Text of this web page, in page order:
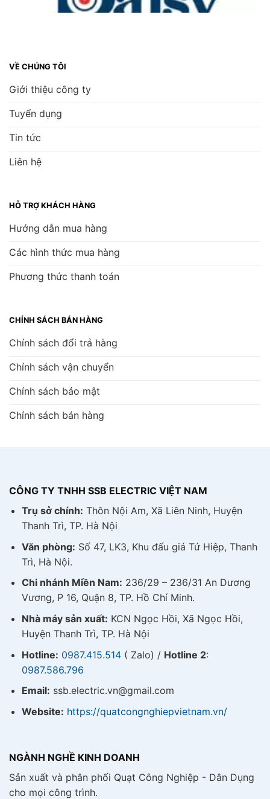
VỀ CHÚNG TÔI
Giới thiệu công ty
Tuyển dụng
Tin tức
Liên hệ
HỖ TRỢ KHÁCH HÀNG
Hướng dẫn mua hàng
Các hình thức mua hàng
Phương thức thanh toán
CHÍNH SÁCH BÁN HÀNG
Chính sách đổi trả hàng
Chính sách vận chuyển
Chính sách bảo mật
Chính sách bán hàng
CÔNG TY TNHH SSB ELECTRIC VIỆT NAM
Trụ sở chính: Thôn Nội Am, Xã Liên Ninh, Huyện
Thanh Trì, TP. Hà Nội
Văn phòng: Số 47, LK3, Khu đấu giá Tứ Hiệp, Thanh
Trì, Hà Nội.
Chi nhánh Miền Nam: 236/29 – 236/31 An Dương
Vương, P 16, Quận 8, TP. Hồ Chí Minh.
Nhà máy sản xuất: KCN Ngọc Hồi, Xã Ngọc Hồi,
Huyện Thanh Trì, TP. Hà Nội
Hotline: 0987.415.514( Zalo) / Hotline 2:
0987.586.796
Email: ssb.electric.vn@gmail.com
Website: https://quatcongnghiepvietnam.vn/
NGÀNH NGHỀ KINH DOANH
Sản xuất và phân phối Quạt Công Nghiệp - Dân Dụng
cho mọi công trình.